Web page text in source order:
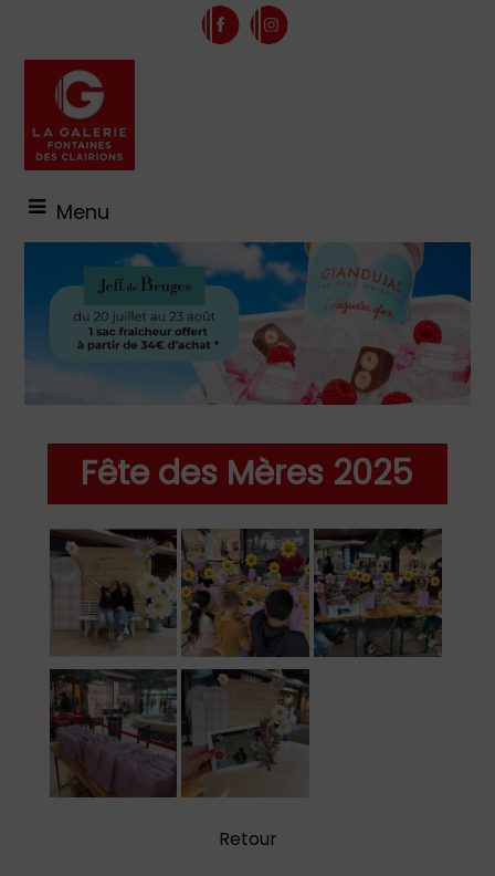
Menu
Fête des Mères 2025
Retour